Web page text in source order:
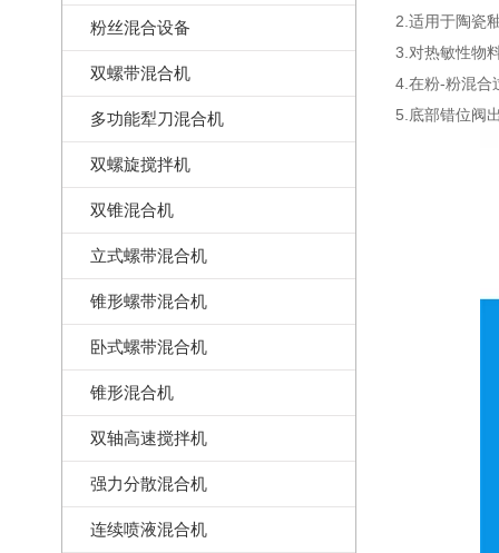
粉丝混合设备
双螺带混合机
多功能犁刀混合机
双螺旋搅拌机
双锥混合机
立式螺带混合机
锥形螺带混合机
卧式螺带混合机
锥形混合机
双轴高速搅拌机
强力分散混合机
连续喷液混合机
2.适用于陶瓷
3.对热敏性物
4.在粉-粉混合
5.底部错位阀